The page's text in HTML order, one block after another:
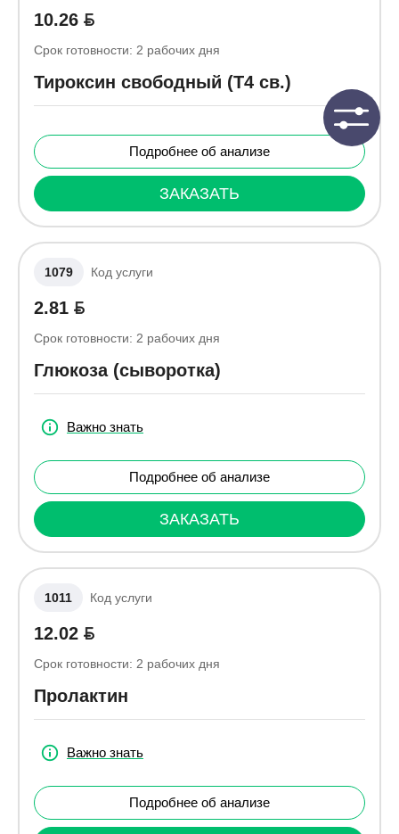
10.26
Срок готовности: 2 рабочих дня
Тироксин свободный (Т4 св.)
Подробнее об анализе
ЗАКАЗАТЬ
1079 Код услуги
2.81
Срок готовности: 2 рабочих дня
Глюкоза (сыворотка)
Важно знать
Подробнее об анализе
ЗАКАЗАТЬ
1011 Код услуги
12.02
Срок готовности: 2 рабочих дня
Пролактин
Важно знать
Подробнее об анализе